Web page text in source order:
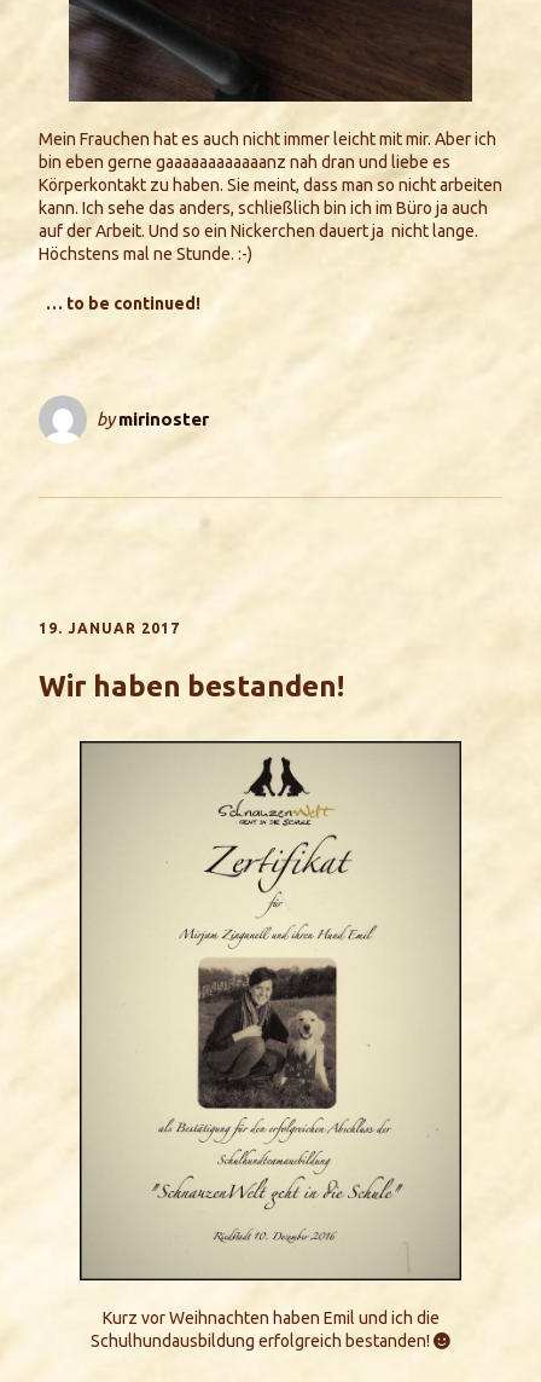
Mein Frauchen hat es auch nicht immer leicht mit mir. Aber ich
bin eben gerne gaaaaaaaaaaaanz nah dran und liebe es
Körperkontakt zu haben. Sie meint, dass man so nicht arbeiten
kann. Ich sehe das anders, schließlich bin ich im Büro ja auch
auf der Arbeit. Und so ein Nickerchen dauert ja nicht lange.
Höchstens mal ne Stunde. :-)
… to be continued!
bymirinoster
19. JANUAR 2017
Wir haben bestanden!
Kurz vor Weihnachten haben Emil und ich die
Schulhundausbildung erfolgreich bestanden! 